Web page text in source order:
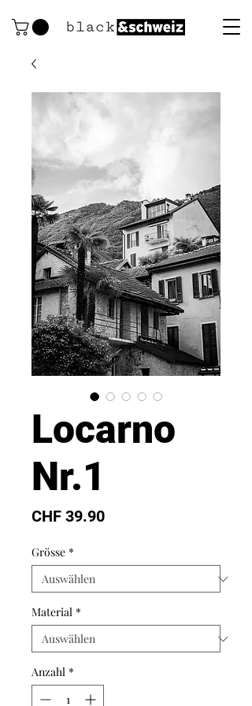
Locarno
Nr.1
CHF 39.90Preis
Grösse *
Material *
Anzahl *